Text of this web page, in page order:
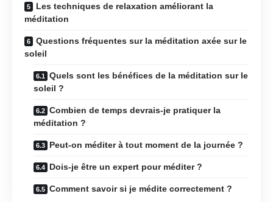
Les techniques de relaxation améliorant la
méditation
Questions fréquentes sur la méditation axée sur le
soleil
Quels sont les bénéfices de la méditation sur le
soleil ?
Combien de temps devrais-je pratiquer la
méditation ?
Peut-on méditer à tout moment de la journée ?
Dois-je être un expert pour méditer ?
Comment savoir si je médite correctement ?